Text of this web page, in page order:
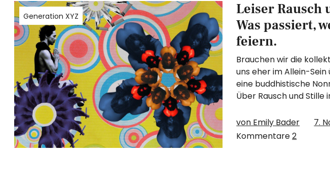
Generation XYZ
Leiser Rausch
Was passiert,
feiern.
Brauchen wir die
uns eher im Allein-
eine buddhistische
Über Rausch und Stille
von Emily Bader
7.
Kommentare2